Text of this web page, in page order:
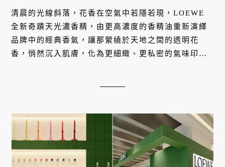
清晨的光線斜落，花香在空氣中若隱若現，LOEWE
全新奇蹟天光濃香精，由更高濃度的香精油重新演繹
品牌中的經典香氣，讓那縈繞於天地之間的透明花
香，悄然沉入肌膚，化為更細緻、更私密的氣味印